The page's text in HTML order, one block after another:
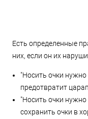
Есть определенные
них, если он их
"Носить очки нужно
предотвратит
"Носить очки
сохранить очки в